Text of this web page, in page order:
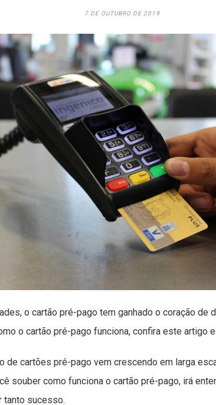
7 DE OUTUBRO DE 2019
o cartão pré-pago tem ganhado o coração de
o cartão pré-pago funciona, confira este artigo
de cartões pré-pago vem crescendo em larga
souber como funciona o cartão pré-pago, irá
tanto sucesso.